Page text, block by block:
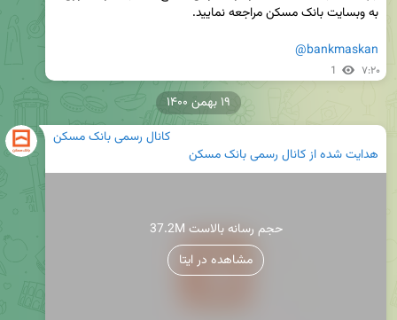
@bankmaskan
1 ۷:۲۰
کانال رسمی بانک مسکن
هدایت شده ازکانال رسمی بانک مسکن
37.2M حجم رسانه بالاست
مشاهده در ایتا
۱۹ بهمن ۱۴۰۰